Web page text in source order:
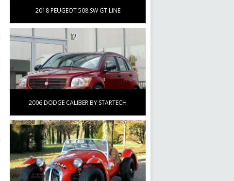
2018 PEUGEOT 508 SW GT LINE
2006 DODGE CALIBER BY STARTECH